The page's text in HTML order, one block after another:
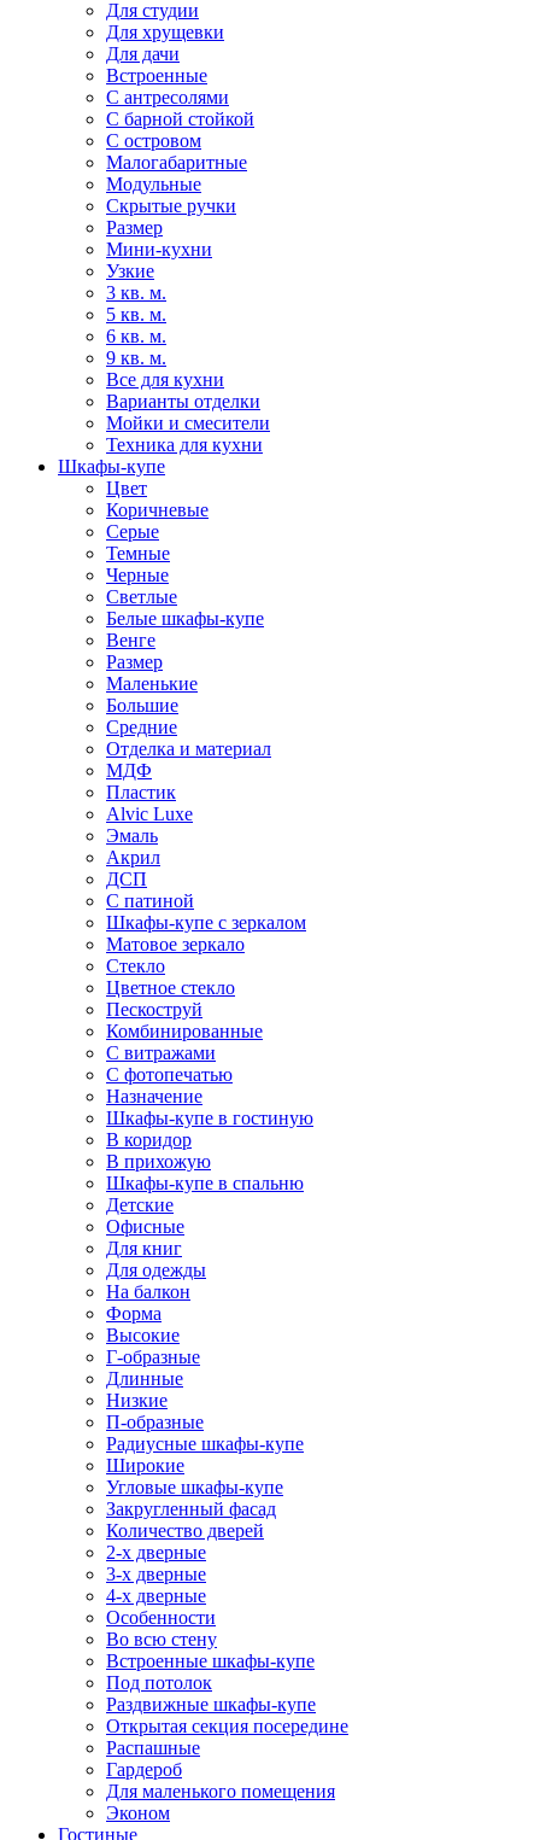
Для студии
Для хрущевки
Для дачи
Встроенные
С антресолями
С барной стойкой
С островом
Малогабаритные
Модульные
Скрытые ручки
Размер
Мини-кухни
Узкие
3 кв. м.
5 кв. м.
6 кв. м.
9 кв. м.
Все для кухни
Варианты отделки
Мойки и смесители
Техника для кухни
Шкафы-купе
Цвет
Коричневые
Серые
Темные
Черные
Светлые
Белые шкафы-купе
Венге
Размер
Маленькие
Большие
Средние
Отделка и материал
МДФ
Пластик
Alvic Luxe
Эмаль
Акрил
ДСП
С патиной
Шкафы-купе с зеркалом
Матовое зеркало
Стекло
Цветное стекло
Пескоструй
Комбинированные
С витражами
С фотопечатью
Назначение
Шкафы-купе в гостиную
В коридор
В прихожую
Шкафы-купе в спальню
Детские
Офисные
Для книг
Для одежды
На балкон
Форма
Высокие
Г-образные
Длинные
Низкие
П-образные
Радиусные шкафы-купе
Широкие
Угловые шкафы-купе
Закругленный фасад
Количество дверей
2-х дверные
3-х дверные
4-х дверные
Особенности
Во всю стену
Встроенные шкафы-купе
Под потолок
Раздвижные шкафы-купе
Открытая секция посередине
Распашные
Гардероб
Для маленького помещения
Эконом
Гостиные